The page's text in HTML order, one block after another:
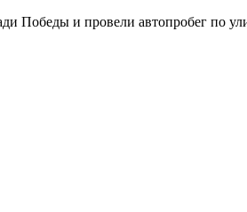
и провели автопробег по